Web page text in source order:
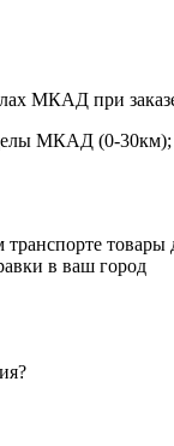
МКАД при
МКАД (0-
товары
в ваш город